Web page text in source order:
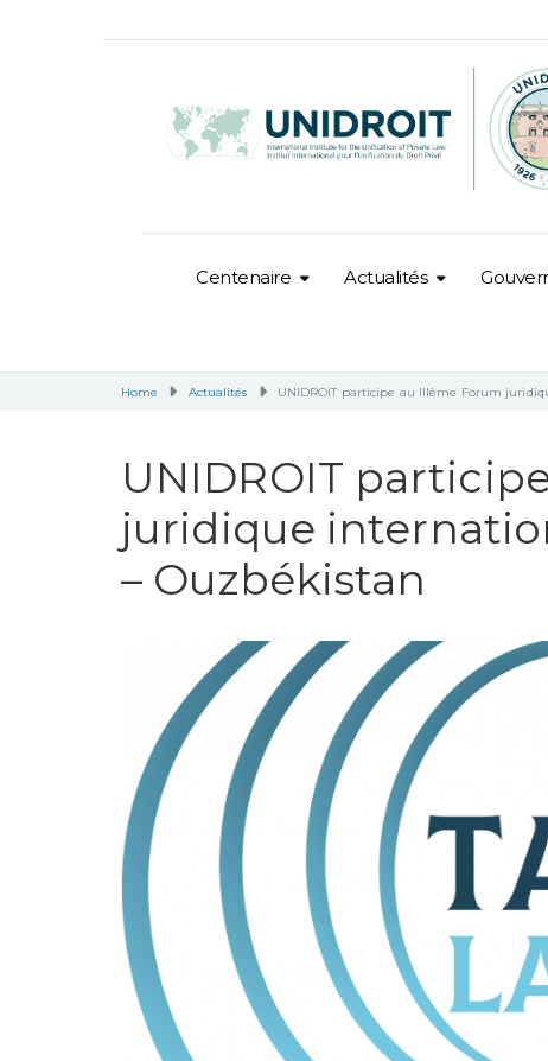
Centenaire Actualités
Home Actualités UNIDROIT participe au IIIème Forum
UNIDROIT
juridique
– Ouzbékistan